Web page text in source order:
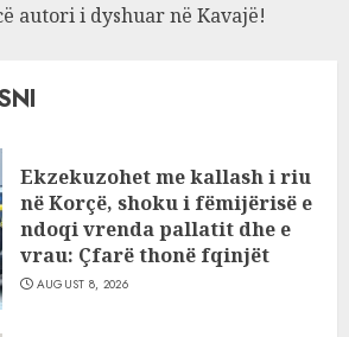
autori i dyshuar në Kavajë!
Ekzekuzohet me kallash i riu
në Korçë, shoku i fëmijërisë e
ndoqi vrenda pallatit dhe e
vrau: Çfarë thonë fqinjët
AUGUST 8, 2026